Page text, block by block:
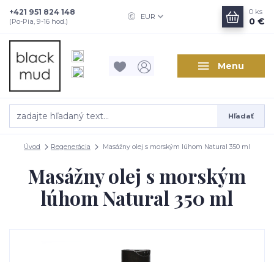
Menu
EUR
Hľadať
+421 951 824 148
(Po-Pia, 9-16 hod.)
0 ks
0 €
Úvod Regenerácia Masážny olej s morským lúhom Natural 350 ml
Masážny olej s morským
lúhom Natural 350 ml